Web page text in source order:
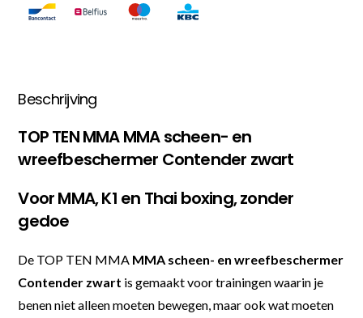
Beschrijving
TOP TEN MMA MMA scheen- en
wreefbeschermer Contender zwart
Voor MMA, K1 en Thai boxing, zonder
gedoe
De TOP TEN MMA MMA scheen- en wreefbeschermer
Contender zwart is gemaakt voor trainingen waarin je
benen niet alleen moeten bewegen, maar ook wat moeten